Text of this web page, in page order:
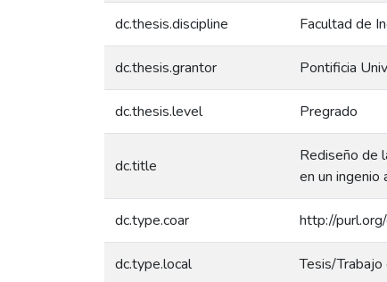
dc.thesis.discipline Facultad de
dc.thesis.grantor Pontificia
dc.thesis.level Pregrado
dc.title
Rediseño de
en un ingenio
dc.type.coar http://
dc.type.local Tesis/